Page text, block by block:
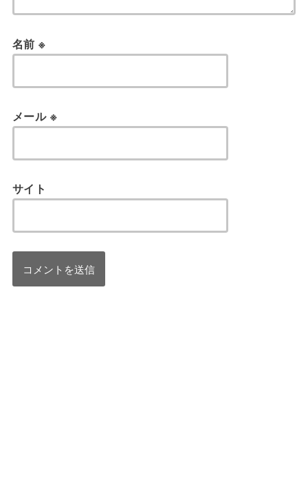
名前※
メール ※
サイト